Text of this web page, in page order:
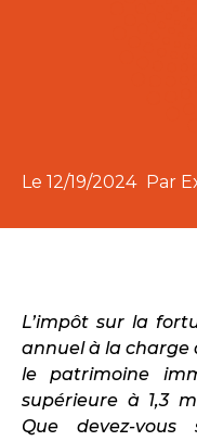
Le 12/19/2024 Par
L’impôt sur la
annuel à la charge
le patrimoine
supérieure à 1,3
Que devez-